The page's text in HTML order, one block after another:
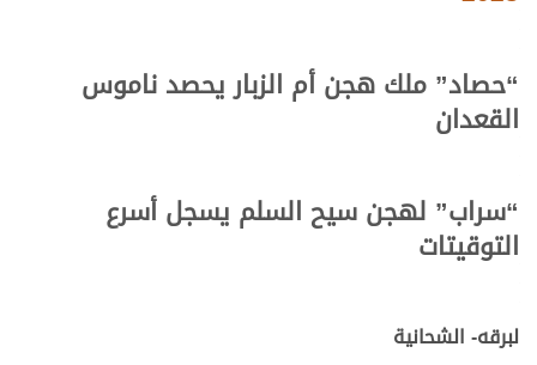
“حصاد” ملك هجن أم الزبار يحصد ناموس
القعدان
“سراب” لهجن سيح السلم يسجل أسرع
التوقيتات
لبرقه- الشحانية